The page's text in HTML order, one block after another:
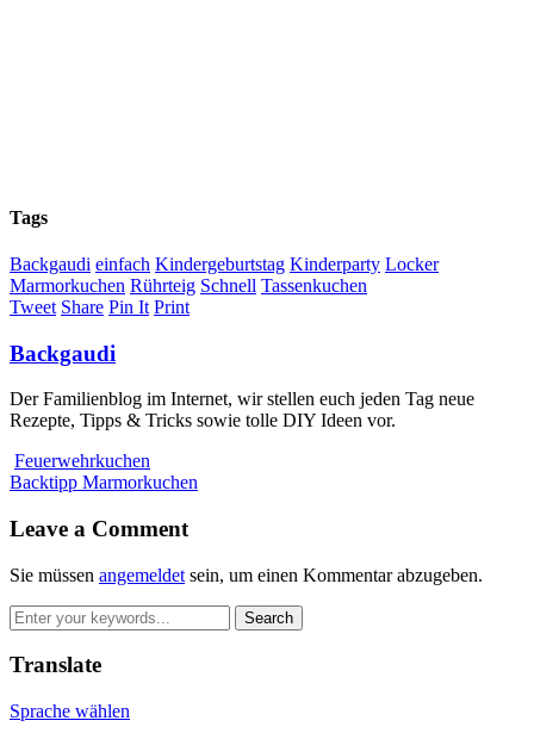
Tags
Backgaudi einfach Kindergeburtstag Kinderparty Locker
Marmorkuchen Rührteig Schnell Tassenkuchen
Tweet Share Pin It Print
Backgaudi
Der Familienblog im Internet, wir stellen euch jeden Tag neue
Rezepte, Tipps & Tricks sowie tolle DIY Ideen vor.
Feuerwehrkuchen
Backtipp Marmorkuchen
Leave a Comment
Sie müssen angemeldet sein, um einen Kommentar abzugeben.
Translate
Sprache wählen